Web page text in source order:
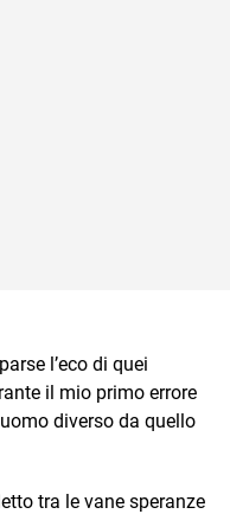
l’eco di quei
il mio primo errore
diverso da quello
tra le vane speranze